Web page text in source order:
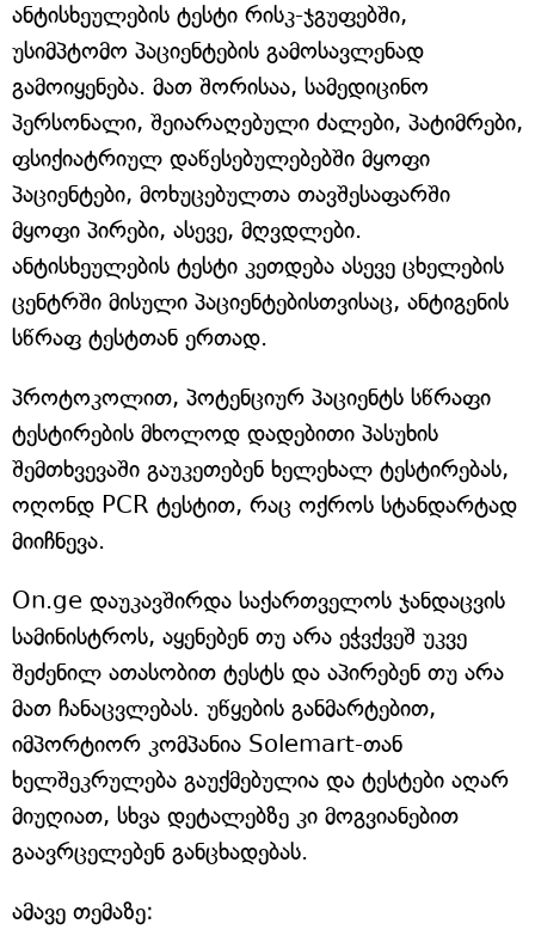
ანტისხეულების ტესტი რისკ-ჯგუფებში,
უსიმპტომო პაციენტების გამოსავლენად
გამოიყენება. მათ შორისაა, სამედიცინო
პერსონალი, შეიარაღებული ძალები, პატიმრები,
ფსიქიატრიულ დაწესებულებებში მყოფი
პაციენტები, მოხუცებულთა თავშესაფარში
მყოფი პირები, ასევე, მღვდლები.
ანტისხეულების ტესტი კეთდება ასევე ცხელების
ცენტრში მისული პაციენტებისთვისაც, ანტიგენის
სწრაფ ტესტთან ერთად.
პროტოკოლით, პოტენციურ პაციენტს სწრაფი
ტესტირების მხოლოდ დადებითი პასუხის
შემთხვევაში გაუკეთებენ ხელეხალ ტესტირებას,
ოღონდ PCR ტესტით, რაც ოქროს სტანდარტად
მიიჩნევა.
On.ge დაუკავშირდა საქართველოს ჯანდაცვის
სამინისტროს, აყენებენ თუ არა ეჭვქვეშ უკვე
შეძენილ ათასობით ტესტს და აპირებენ თუ არა
მათ ჩანაცვლებას. უწყების განმარტებით,
იმპორტიორ კომპანია Solemart-თან
ხელშეკრულება გაუქმებულია და ტესტები აღარ
მიუღიათ, სხვა დეტალებზე კი მოგვიანებით
გაავრცელებენ განცხადებას.
ამავე თემაზე: